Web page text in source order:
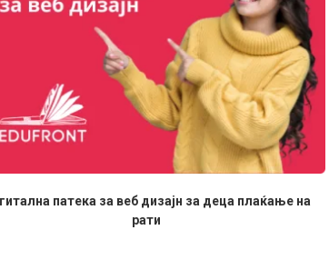
патека за веб дизајн за деца плаќање на
рати